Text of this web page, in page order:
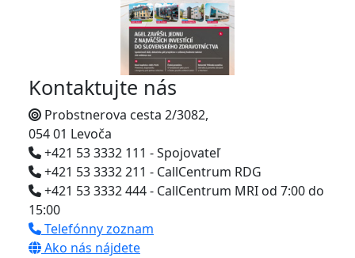
Kontaktujte nás
Probstnerova cesta 2/3082,
054 01 Levoča
+421 53 3332 111 - Spojovateľ
+421 53 3332 211 - CallCentrum RDG
+421 53 3332 444 - CallCentrum MRI od 7:00 do
15:00
Telefónny zoznam
Ako nás nájdete